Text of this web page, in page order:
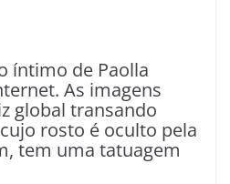
íntimo de Paolla
As imagens
global transando
rosto é oculto pela
tem uma tatuagem